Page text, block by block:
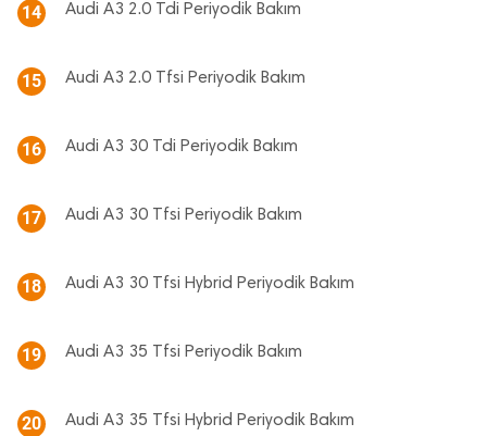
14 Audi A3 2.0 Tdi Periyodik Bakım
15 Audi A3 2.0 Tfsi Periyodik Bakım
16 Audi A3 30 Tdi Periyodik Bakım
17 Audi A3 30 Tfsi Periyodik Bakım
18 Audi A3 30 Tfsi Hybrid Periyodik Bakım
19 Audi A3 35 Tfsi Periyodik Bakım
20 Audi A3 35 Tfsi Hybrid Periyodik Bakım